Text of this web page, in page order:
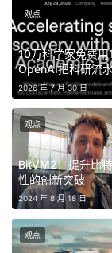
采用“比特币增益
企业的价值。
这一指标衡量的
百分比。
2026年第一季度
年目标高达9.5%
STRC就是实现
定的优先股，买
10万科学家免费用
OpenAI把科研流
ChatGPT
2026 年 7 月 30 日
观点
BitVM2：提升比
性的创新突破
2024 年 8 月 18 日
观点
观点